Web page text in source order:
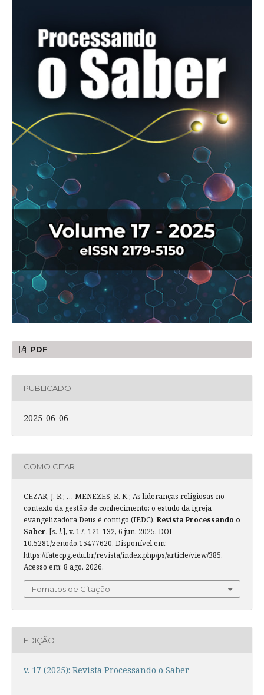
PDF
PUBLICADO
2025-06-06
COMO CITAR
CEZAR, J. R.; … MENEZES, R. K.; As lideranças religiosas no
contexto da gestão de conhecimento: o estudo da igreja
evangelizadora Deus é contigo (IEDC). Revista Processando o
Saber, [s. l.], v. 17, 121-132, 6 jun. 2025. DOI
10.5281/zenodo.15477620. Disponível em:
https://fatecpg.edu.br/revista/index.php/ps/article/view/385.
Acesso em: 8 ago. 2026.
Fomatos de Citação
EDIÇÃO
v. 17 (2025): Revista Processando o Saber